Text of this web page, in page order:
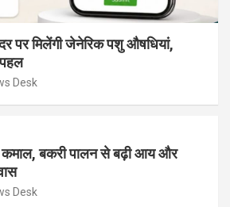
पर मिलेंगी जेनेरिक पशु औषधियां,
Desk
कमाल, बकरी पालन से बढ़ी आय और
Desk